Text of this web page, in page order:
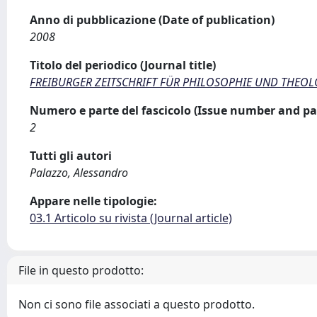
Anno di pubblicazione (Date of publication)
2008
Titolo del periodico (Journal title)
FREIBURGER ZEITSCHRIFT FÜR PHILOSOPHIE UND
Numero e parte del fascicolo (Issue number and
2
Tutti gli autori
Palazzo, Alessandro
Appare nelle tipologie:
03.1 Articolo su rivista (Journal article)
File in questo prodotto:
Non ci sono file associati a questo prodotto.